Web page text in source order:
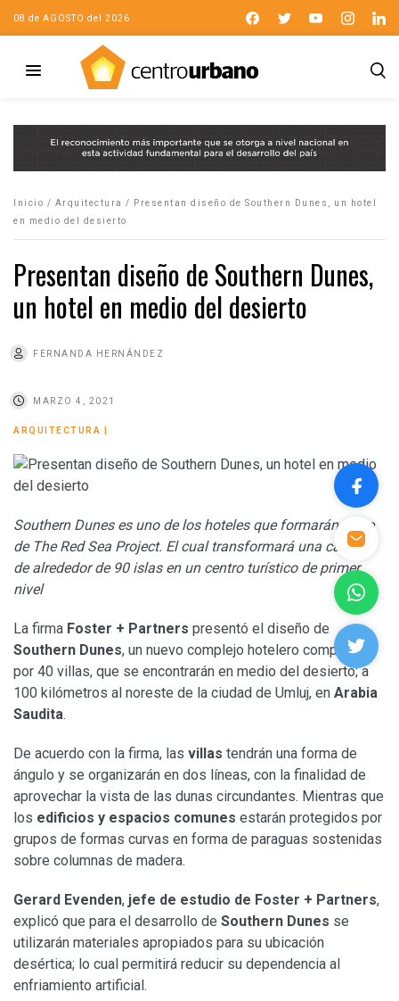
08 de AGOSTO del 2026
Inicio / Arquitectura /
Presentan diseño de Southern Dunes, un hotel
en medio del desierto
Presentan diseño de Southern Dunes,
un hotel en medio del desierto
FERNANDA HERNÁNDEZ
MARZO 4, 2021
ARQUITECTURA
Southern Dunes es uno de los hoteles que formarán parte
de The Red Sea Project. El cual transformará una cadena
de alrededor de 90 islas en un centro turístico de primer
nivel
La firma Foster + Partners presentó el diseño de
Southern Dunes, un nuevo complejo hotelero compuesto
por 40 villas, que se encontrarán en medio del desierto; a
100 kilómetros al noreste de la ciudad de Umluj, en Arabia
Saudita.
De acuerdo con la firma, las villas tendrán una forma de
ángulo y se organizarán en dos líneas, con la finalidad de
aprovechar la vista de las dunas circundantes. Mientras que
los edificios y espacios comunes estarán protegidos por
grupos de formas curvas en forma de paraguas sostenidas
sobre columnas de madera.
Gerard Evenden, jefe de estudio de Foster + Partners,
explicó que para el desarrollo de Southern Dunes se
utilizarán materiales apropiados para su ubicación
desértica; lo cual permitirá reducir su dependencia al
enfriamiento artificial.